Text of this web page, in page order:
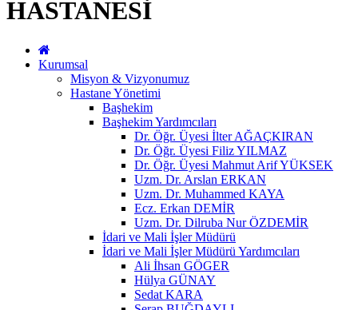
HASTANESİ
Kurumsal
Misyon & Vizyonumuz
Hastane Yönetimi
Başhekim
Başhekim Yardımcıları
Dr. Öğr. Üyesi İlter AĞAÇKIRAN
Dr. Öğr. Üyesi Filiz YILMAZ
Dr. Öğr. Üyesi Mahmut Arif YÜKSEK
Uzm. Dr. Arslan ERKAN
Uzm. Dr. Muhammed KAYA
Ecz. Erkan DEMİR
Uzm. Dr. Dilruba Nur ÖZDEMİR
İdari ve Mali İşler Müdürü
İdari ve Mali İşler Müdürü Yardımcıları
Ali İhsan GÖGER
Hülya GÜNAY
Sedat KARA